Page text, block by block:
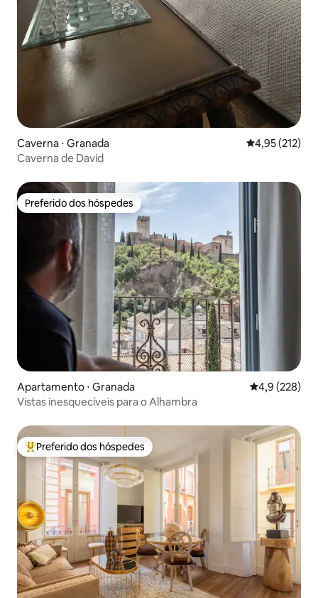
Caverna ⋅ Granada 4,95 de uma
4,95 (212)
Caverna de David
Preferido dos hóspedes
Preferido dos hóspedes
Apartamento ⋅ Granada 4,9 de uma
4,9 (228)
Vistas inesquecíveis para o Alhambra
Entre os melhores preferidos dos hóspedes
Preferido dos hóspedes